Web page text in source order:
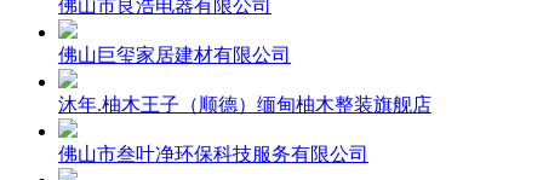
佛山市良浩电器有限公司
佛山巨玺家居建材有限公司
沐年.柚木王子（顺德）缅甸柚木整装旗舰店
佛山市叁叶净环保科技服务有限公司